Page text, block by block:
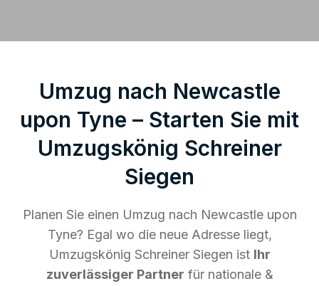
Umzug nach Newcastle
upon Tyne – Starten Sie mit
Umzugskönig Schreiner
Siegen
Planen Sie einen Umzug nach Newcastle upon
Tyne? Egal wo die neue Adresse liegt,
Umzugskönig Schreiner Siegen ist Ihr
zuverlässiger Partner für nationale &